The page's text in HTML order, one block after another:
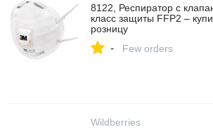
8122, Респиратор с
класс защиты FFP2 –
розницу
- Few orders
Wildberries